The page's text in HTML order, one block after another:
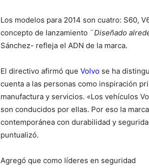
Los modelos para 2014 son cuatro: S60,
concepto de lanzamiento ¨Diseñado
Sánchez- refleja el ADN de la marca.
El directivo afirmó que Volvo se ha
cuenta a las personas como inspiración
manufactura y servicios. «Los vehículos
son conducidos por ellas. Por eso la
contemporánea con durabilidad y
puntualizó.
Agregó que como líderes en seguridad